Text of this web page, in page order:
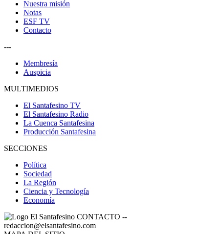
Nuestra misión
Notas
ESF TV
Contacto
---
Membresía
Auspicia
MULTIMEDIOS
El Santafesino TV
El Santafesino Radio
La Cuenca Santafesina
Producción Santafesina
SECCIONES
Política
Sociedad
La Región
Ciencia y Tecnología
Economía
CONTACTO --
redaccion@elsantafesino.com